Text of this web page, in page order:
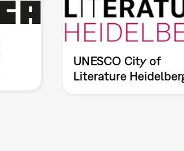
UNESCO City of
Literature